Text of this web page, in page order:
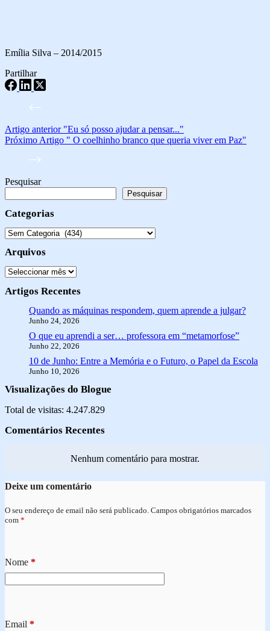
Emília Silva – 2014/2015
Partilhar
Artigo anterior "Eu só posso ajudar a pensar..."
Próximo Artigo " O coelhinho branco que queria viver em Paz"
Pesquisar
Pesquisar
Categorias
Categorias
Arquivos
Arquivo
Artigos Recentes
Quando as máquinas respondem, quem aprende a julgar?
Junho 24, 2026
O que eu aprendi a ser… professora em “metamorfose”
Junho 22, 2026
10 de Junho: Entre a Memória e o Futuro, o Papel da Escola
Junho 10, 2026
Visualizações do Blogue
Total de visitas: 4.247.829
Comentários Recentes
Nenhum comentário para mostrar.
Deixe um comentário
O seu endereço de email não será publicado. Campos obrigatórios marcados
com *
Nome *
Email *